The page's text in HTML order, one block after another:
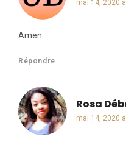
mai 14, 2020
Amen
Répondre
Rosa
mai 14, 2020